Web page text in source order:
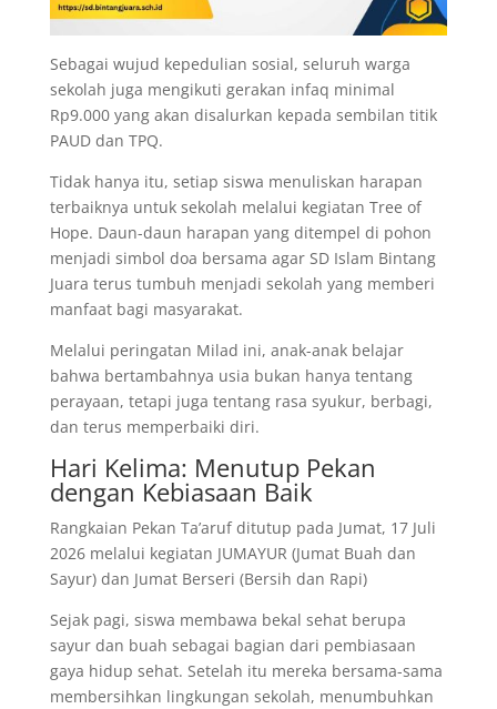
Sebagai wujud kepedulian sosial, seluruh warga
sekolah juga mengikuti gerakan infaq minimal
Rp9.000 yang akan disalurkan kepada sembilan titik
PAUD dan TPQ.
Tidak hanya itu, setiap siswa menuliskan harapan
terbaiknya untuk sekolah melalui kegiatan Tree of
Hope. Daun-daun harapan yang ditempel di pohon
menjadi simbol doa bersama agar SD Islam Bintang
Juara terus tumbuh menjadi sekolah yang memberi
manfaat bagi masyarakat.
Melalui peringatan Milad ini, anak-anak belajar
bahwa bertambahnya usia bukan hanya tentang
perayaan, tetapi juga tentang rasa syukur, berbagi,
dan terus memperbaiki diri.
Hari Kelima: Menutup Pekan
dengan Kebiasaan Baik
Rangkaian Pekan Ta’aruf ditutup pada Jumat, 17 Juli
2026 melalui kegiatan JUMAYUR (Jumat Buah dan
Sayur) dan Jumat Berseri (Bersih dan Rapi)
Sejak pagi, siswa membawa bekal sehat berupa
sayur dan buah sebagai bagian dari pembiasaan
gaya hidup sehat. Setelah itu mereka bersama-sama
membersihkan lingkungan sekolah, menumbuhkan